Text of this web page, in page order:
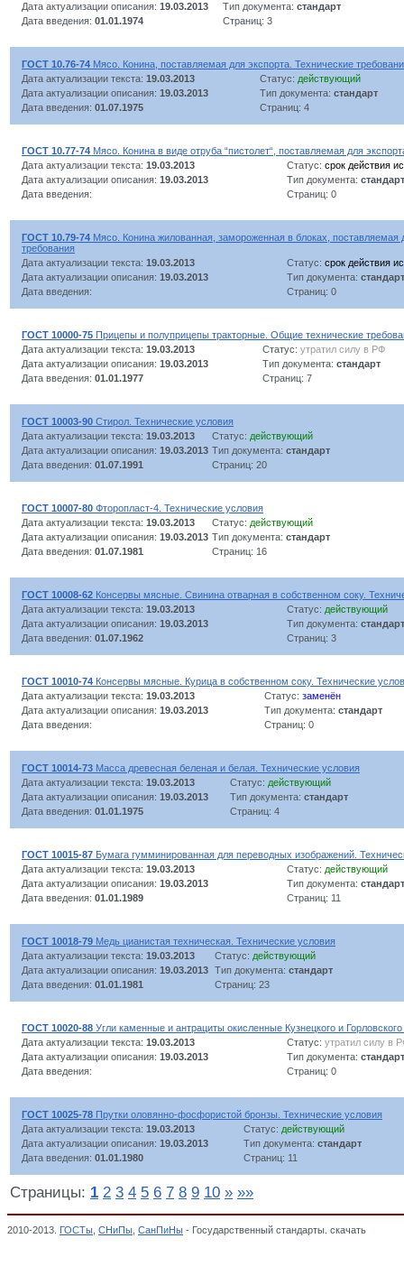
Дата актуализации описания: 19.03.2013 Тип документа: стандарт
Дата введения: 01.01.1974 Страниц: 3
ГОСТ 10.76-74 Мясо. Конина, поставляемая для экспорта. Технические
Дата актуализации текста: 19.03.2013 Статус: действующий
Дата актуализации описания: 19.03.2013 Тип документа: стандарт
Дата введения: 01.07.1975 Страниц: 4
ГОСТ 10.77-74 Мясо. Конина в виде отруба “пистолет“, поставляемая для
Дата актуализации текста: 19.03.2013 Статус: срок действия
Дата актуализации описания: 19.03.2013 Тип документа: стандарт
Дата введения:
Страниц: 0
ГОСТ 10.79-74 Мясо. Конина жилованная, замороженная в блоках, поставляемая
требования
Дата актуализации текста: 19.03.2013 Статус: срок действия
Дата актуализации описания: 19.03.2013 Тип документа: стандарт
Дата введения:
Страниц: 0
ГОСТ 10000-75 Прицепы и полуприцепы тракторные. Общие технические
Дата актуализации текста: 19.03.2013 Статус: утратил силу в РФ
Дата актуализации описания: 19.03.2013 Тип документа: стандарт
Дата введения: 01.01.1977 Страниц: 7
ГОСТ 10003-90 Стирол. Технические условия
Дата актуализации текста: 19.03.2013 Статус: действующий
Дата актуализации описания: 19.03.2013 Тип документа: стандарт
Дата введения: 01.07.1991 Страниц: 20
ГОСТ 10007-80 Фторопласт-4. Технические условия
Дата актуализации текста: 19.03.2013 Статус: действующий
Дата актуализации описания: 19.03.2013 Тип документа: стандарт
Дата введения: 01.07.1981 Страниц: 16
ГОСТ 10008-62 Консервы мясные. Свинина отварная в собственном соку.
Дата актуализации текста: 19.03.2013 Статус: действующий
Дата актуализации описания: 19.03.2013 Тип документа: стандарт
Дата введения: 01.07.1962 Страниц: 3
ГОСТ 10010-74 Консервы мясные. Курица в собственном соку. Технические
Дата актуализации текста: 19.03.2013 Статус: заменён
Дата актуализации описания: 19.03.2013 Тип документа: стандарт
Дата введения:
Страниц: 0
ГОСТ 10014-73 Масса древесная беленая и белая. Технические условия
Дата актуализации текста: 19.03.2013 Статус: действующий
Дата актуализации описания: 19.03.2013 Тип документа: стандарт
Дата введения: 01.01.1975 Страниц: 4
ГОСТ 10015-87 Бумага гумминированная для переводных изображений.
Дата актуализации текста: 19.03.2013 Статус: действующий
Дата актуализации описания: 19.03.2013 Тип документа: стандарт
Дата введения: 01.01.1989 Страниц: 11
ГОСТ 10018-79 Медь цианистая техническая. Технические условия
Дата актуализации текста: 19.03.2013 Статус: действующий
Дата актуализации описания: 19.03.2013 Тип документа: стандарт
Дата введения: 01.01.1981 Страниц: 23
ГОСТ 10020-88 Угли каменные и антрациты окисленные Кузнецкого и
Дата актуализации текста: 19.03.2013 Статус: утратил силу в
Дата актуализации описания: 19.03.2013 Тип документа: стандарт
Дата введения:
Страниц: 0
ГОСТ 10025-78 Прутки оловянно-фосфористой бронзы. Технические условия
Дата актуализации текста: 19.03.2013 Статус: действующий
Дата актуализации описания: 19.03.2013 Тип документа: стандарт
Дата введения: 01.01.1980 Страниц: 11
Страницы: 1 2 3 4 5 6 7 8 9 10 » »»
2010-2013. ГОСТы СНиПы СанПиНы - Государственный стандарты. скачать